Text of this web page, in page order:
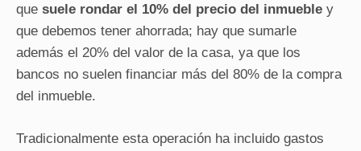
que suele rondar el 10% del precio del inmueble y
que debemos tener ahorrada; hay que sumarle
además el 20% del valor de la casa, ya que los
bancos no suelen financiar más del 80% de la compra
del inmueble.
Tradicionalmente esta operación ha incluido gastos